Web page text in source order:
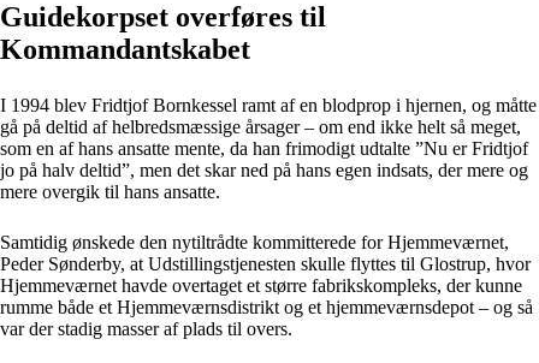
Guidekorpset overføres til
Kommandantskabet
I 1994 blev Fridtjof Bornkessel ramt af en blodprop i hjernen, og måtte
gå på deltid af helbredsmæssige årsager – om end ikke helt så meget,
som en af hans ansatte mente, da han frimodigt udtalte ”Nu er Fridtjof
jo på halv deltid”, men det skar ned på hans egen indsats, der mere og
mere overgik til hans ansatte.
Samtidig ønskede den nytiltrådte kommitterede for Hjemmeværnet,
Peder Sønderby, at Udstillingstjenesten skulle flyttes til Glostrup, hvor
Hjemmeværnet havde overtaget et større fabrikskompleks, der kunne
rumme både et Hjemmeværnsdistrikt og et hjemmeværnsdepot – og så
var der stadig masser af plads til overs.